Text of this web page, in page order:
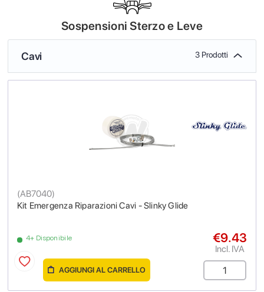
Sospensioni Sterzo e Leve
Cavi 3 Prodotti
Kit Emergenza Riparazioni Cavi - Slinky Glide
(AB7040)
4+ Disponibile €9.43
Incl. IVA
AGGIUNGI AL CARRELLO